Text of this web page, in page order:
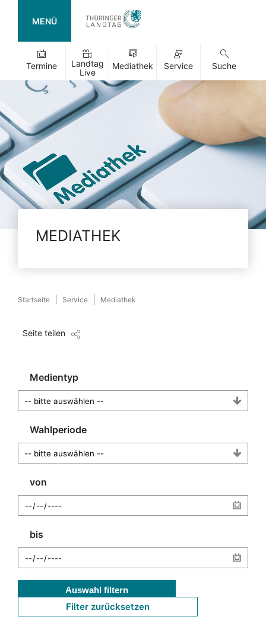
MENÜ
Termine
Landtag
Live
Mediathek Service Suche
MEDIATHEK
Startseite Service Mediathek
Seite teilen
Medientyp
Wahlperiode
von
bis
Auswahl filtern
Filter zurücksetzen